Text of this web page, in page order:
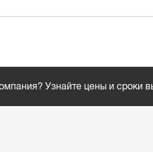
Узнайте цены и сроки